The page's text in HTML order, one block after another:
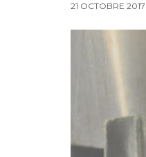
21 OCTOBRE 2017